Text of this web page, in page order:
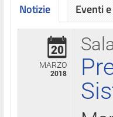
Notizie
20
MARZO
2018
Eventi